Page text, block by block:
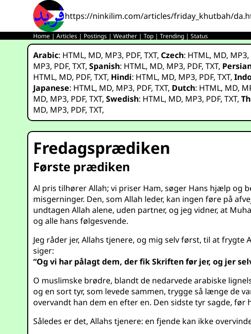
https://ninkilim.com/articles/friday_khutbah/
Home |Articles | Postings |Weather |Top |Trending |Status
Arabic: HTML, MD, MP3, PDF,TXT,Czech: HTML, MD, MP3,
MP3, PDF,TXT,Spanish: HTML, MD, MP3, PDF,TXT,
HTML, MD, PDF,TXT, Hindi: HTML, MD, MP3, PDF,TXT,
Japanese: HTML, MD, MP3, PDF,TXT, Dutch: HTML, MD,
MD, MP3, PDF,TXT,Swedish: HTML, MD, MP3, PDF,TXT,
MD, MP3, PDF,TXT,
Fredagsprædiken
Første prædiken
Al pris tilhører Allah; vi priser Ham, søger Hans hjælp og
misgerninger. Den, som Allah leder, kan ingen føre på
undtagen Allah alene, uden partner, og jeg vidner, at
og alle hans følgesvende.
Jeg råder jer, Allahs tjenere, og mig selv først, til at
siger:
“Og vi har pålagt dem, der fik Skriften før jer, og jer
O muslimske brødre, blandt de nedarvede arabiske
og en sort tyr, som levede sammen, trygge så længe de
overvandt han dem en efter en. Den sidste tyr sagde, før
Således er det, Allahs tjenere: en fjende kan ikke